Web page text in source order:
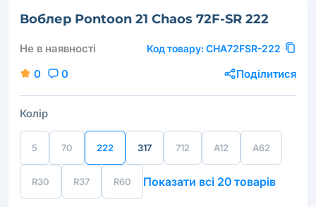
Воблер Pontoon 21 Chaos 72F-SR 222
Не в наявності Код товару: CHA72FSR-222
0 0 Поділитися
Колір
5 70 222 317 712 A12 A62
R30 R37 R60 Показати всі 20 товарів